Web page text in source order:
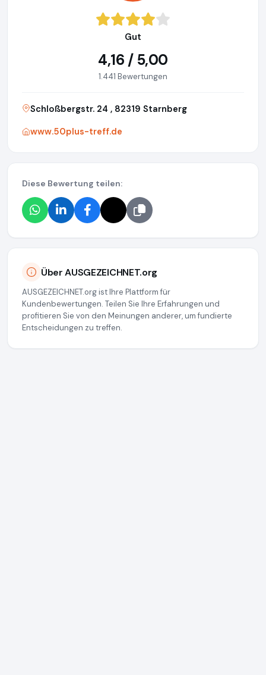
Gut
4,16 / 5,00
1.441 Bewertungen
Schloßbergstr. 24 , 82319 Starnberg
www.50plus-treff.de
Diese Bewertung teilen:
Über AUSGEZEICHNET.org
AUSGEZEICHNET.org ist Ihre Plattform für
Kundenbewertungen. Teilen Sie Ihre Erfahrungen und
profitieren Sie von den Meinungen anderer, um fundierte
Entscheidungen zu treffen.